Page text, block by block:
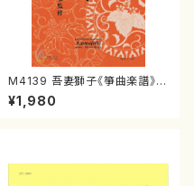
M4139 吾妻獅子《箏曲楽譜》
（箏/宮城道雄著・宮城宗家監修/
箏曲古典楽譜）
¥1,980